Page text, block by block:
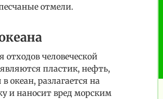
отмели.
человеческой
пластик, нефть,
разлагается на
и наносит вред морским